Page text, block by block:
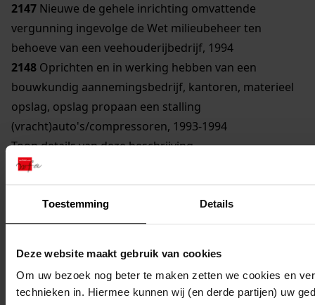
Toestemming Details
Deze website maakt gebruik van cookies
Om uw bezoek nog beter te maken zetten we cookies en
technieken in. Hiermee kunnen wij (en derde partijen) uw
2147 Nieuwe de gehele inrichting omvattende
vergunning ingevolge de Wet milieubeheer ten
behoeve van een veehouderijbedrijf, 1994
2148 Oprichten en in werking hebben van een
bouwkundig aannemingsbedrijf, kantoren, materieel
opslag, opslag propaan een stalling
(vracht)auto's/compressoren, 1993-1994
Toon details van deze beschrijving
2149Oprichten en in werking hebben van een
bouwkundig aannemingsbedrijf, kantoren, materieel
opslag, opslag propaan en stalling
(vracht)auto's/compressoren e.d., 1993-1994
Oprichten en in werking hebben van
akkerbouwbedrijf en veehouderijbedrijf, 1995